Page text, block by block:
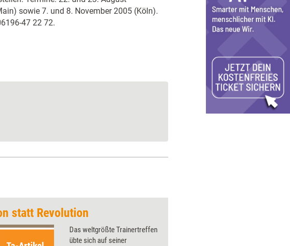
sowie 7. und 8. November 2005 (Köln).
47 22 72.
statt Revolution
Das weltgrößte Trainertreffen
übte sich auf seiner